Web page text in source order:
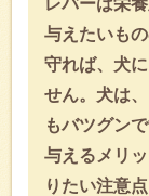
レバーは栄
与えたいも
守れば、犬
せん。犬は
もバツグン
与えるメリ
りたい注意